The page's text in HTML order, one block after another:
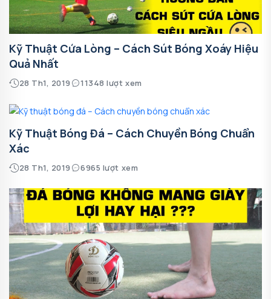
Kỹ Thuật Cứa Lòng – Cách Sút Bóng Xoáy Hiệu
Quả Nhất
28 Th1, 2019 11348 lượt xem
Kỹ Thuật Bóng Đá – Cách Chuyền Bóng Chuẩn
Xác
28 Th1, 2019 6965 lượt xem